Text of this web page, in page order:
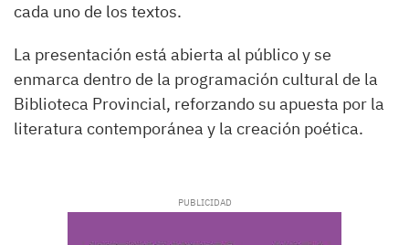
cada uno de los textos.
La presentación está abierta al público y se
enmarca dentro de la programación cultural de la
Biblioteca Provincial, reforzando su apuesta por la
literatura contemporánea y la creación poética.